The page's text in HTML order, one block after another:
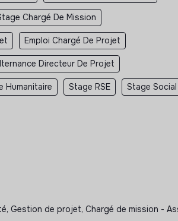
Chargé De Mission
Emploi Chargé De Projet
Directeur De Projet
Humanitaire Stage RSE Stage Social
Gestion de projet, Chargé de mission -